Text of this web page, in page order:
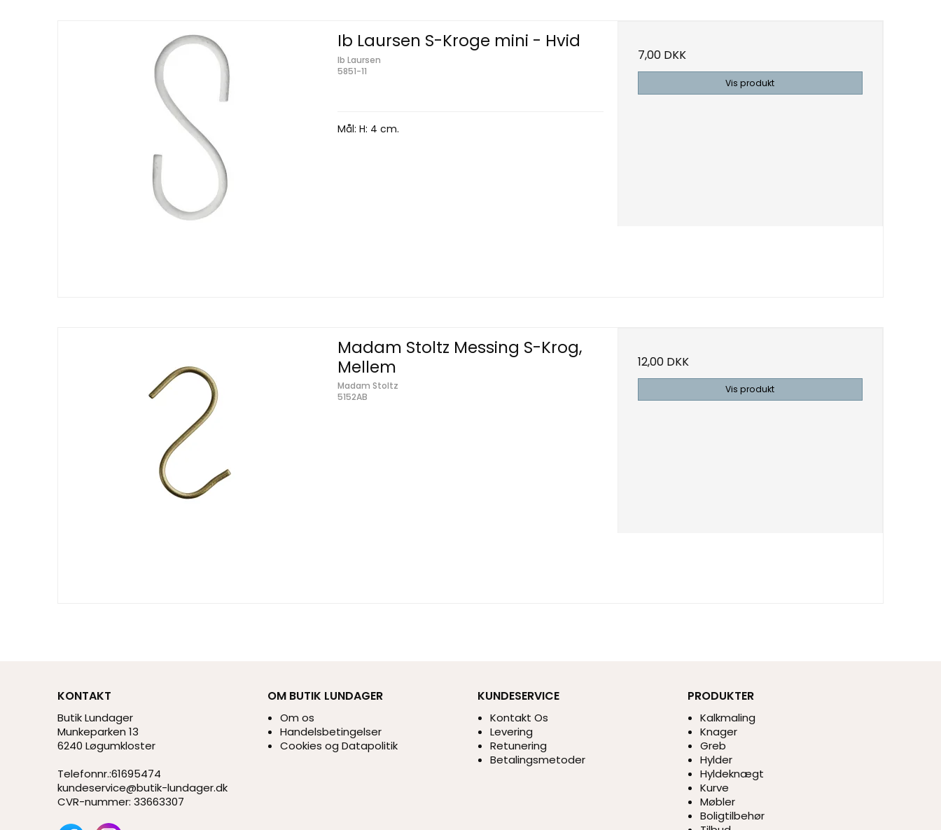
Ib Laursen S-Kroge mini - Hvid
Ib Laursen
5851-11
Mål: H: 4 cm.
7,00 DKK
Vis produkt
Madam Stoltz Messing S-Krog,
Mellem
Madam Stoltz
5152AB
12,00 DKK
Vis produkt
KONTAKT
Butik Lundager
Munkeparken 13
6240 Løgumkloster
Telefonnr.:61695474
kundeservice@butik-lundager.dk
CVR-nummer: 33663307
OM BUTIK LUNDAGER
Om os
Handelsbetingelser
Cookies og Datapolitik
KUNDESERVICE
Kontakt Os
Levering
Retunering
Betalingsmetoder
PRODUKTER
Kalkmaling
Knager
Greb
Hylder
Hyldeknægt
Kurve
Møbler
Boligtilbehør